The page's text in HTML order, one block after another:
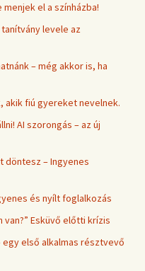
el a színházba!
levele az
– még akkor is, ha
akik fiú gyereket nevelnek.
AI szorongás – az új
döntesz – Ingyenes
és nyílt foglalkozás
Esküvő előtti krízis
első alkalmas résztvevő